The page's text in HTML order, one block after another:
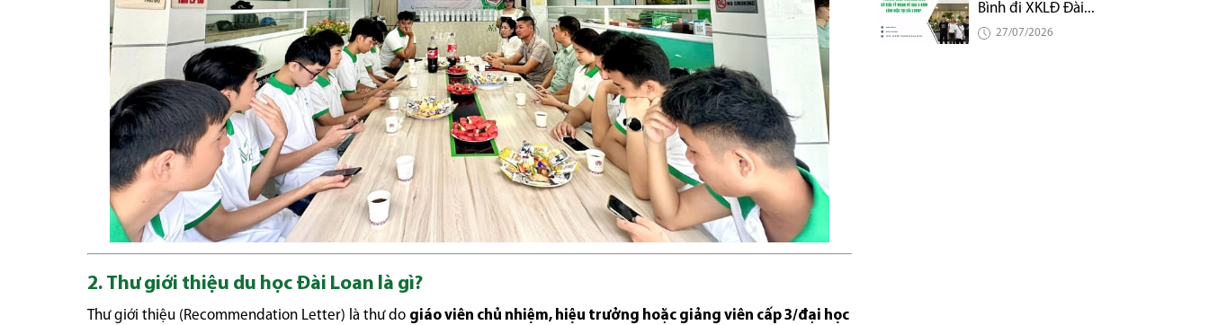
2. Thư giới thiệu du học Đài Loan là gì?
Thư giới thiệu (Recommendation Letter) là thư do giáo viên chủ nhiệm, hiệu trưởng hoặc giảng viên cấp 3/đại học
Bình đi XKLĐ Đài...
27/07/2026